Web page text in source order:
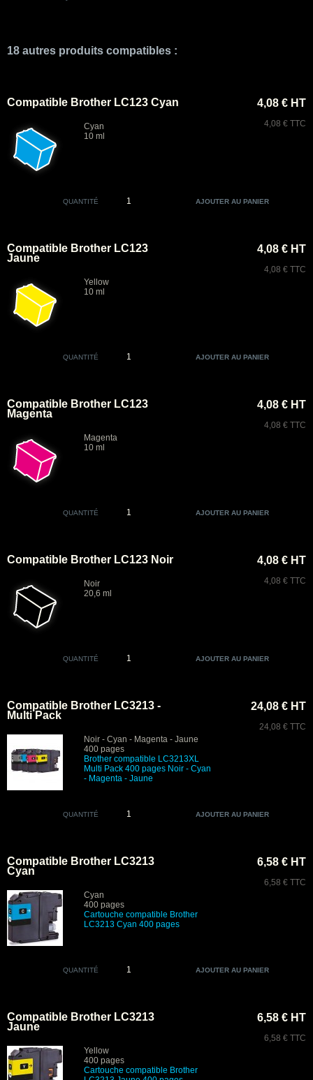
18 autres produits compatibles :
Compatible Brother LC123 Cyan
Cyan
10 ml
4,08 € HT
4,08 € TTC
QUANTITÉ
Compatible Brother LC123
Jaune
Yellow
10 ml
4,08 € HT
4,08 € TTC
QUANTITÉ
Compatible Brother LC123
Magenta
Magenta
10 ml
4,08 € HT
4,08 € TTC
QUANTITÉ
Compatible Brother LC123 Noir
Noir
20,6 ml
4,08 € HT
4,08 € TTC
QUANTITÉ
Compatible Brother LC3213 -
Multi Pack
Noir - Cyan - Magenta - Jaune
400 pages
Brother compatible LC3213XL
Multi Pack 400 pages Noir - Cyan
- Magenta - Jaune
24,08 € HT
24,08 € TTC
QUANTITÉ
Compatible Brother LC3213
Cyan
Cyan
400 pages
Cartouche compatible Brother
LC3213 Cyan 400 pages
6,58 € HT
6,58 € TTC
QUANTITÉ
Compatible Brother LC3213
Jaune
Yellow
400 pages
Cartouche compatible Brother
6,58 € HT
6,58 € TTC